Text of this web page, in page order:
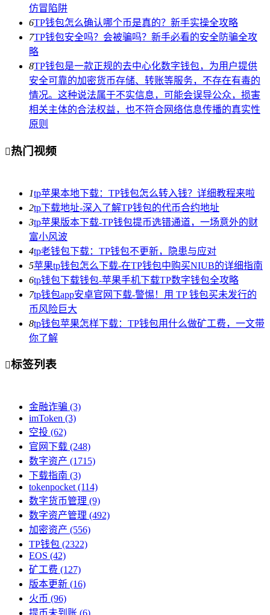
仿冒陷阱
6TP钱包怎么确认哪个币是真的？新手实操全攻略
7TP钱包安全吗？会被骗吗？新手必看的安全防骗全攻
略
8TP钱包是一款正规的去中心化数字钱包，为用户提供
安全可靠的加密货币存储、转账等服务，不存在有毒的
情况。这种说法属于不实信息，可能会误导公众，损害
相关主体的合法权益，也不符合网络信息传播的真实性
原则
热门视频
1tp苹果本地下载：TP钱包怎么转入钱？详细教程来啦
2tp下载地址-深入了解TP钱包的代币合约地址
3tp苹果版本下载-TP钱包提币选错通道，一场意外的财
富小风波
4tp老钱包下载：TP钱包不更新，隐患与应对
5苹果tp钱包怎么下载-在TP钱包中购买NIUB的详细指南
6tp钱包下载钱包-苹果手机下载TP数字钱包全攻略
7tp钱包app安卓官网下载-警惕！用 TP 钱包买未发行的
币风险巨大
8tp钱包苹果怎样下载：TP钱包用什么做矿工费，一文带
你了解
标签列表
金融诈骗 (3)
imToken (3)
空投 (62)
官网下载 (248)
数字资产 (1715)
下载指南 (3)
tokenpocket (114)
数字货币管理 (9)
数字资产管理 (492)
加密资产 (556)
TP钱包 (2322)
EOS (42)
矿工费 (127)
版本更新 (16)
火币 (96)